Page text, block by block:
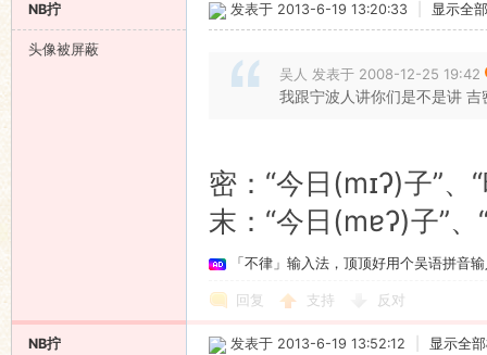
NB拧
头像被屏蔽
发表于 2013-6-19 13:20:33 显示全
吴人 发表于 2008-12-25 19:42
我跟宁波人讲你们是不是讲
密：“今日(mɪʔ)子”、
末：“今日(mɐʔ)子”
「不律」输入法，顶顶好用个吴语拼音
回复 支持 反对
NB拧 发表于 2013-6-19 13:52:12 显示全